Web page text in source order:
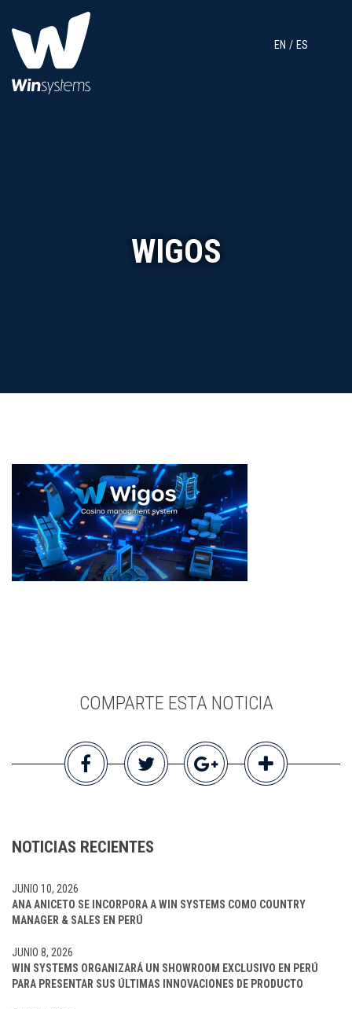
EN ES
WIGOS
COMPARTE ESTA NOTICIA
NOTICIAS RECIENTES
ANA ANICETO SE INCORPORA A WIN SYSTEMS COMO COUNTRY
MANAGER & SALES EN PERÚ
JUNIO 10, 2026
WIN SYSTEMS ORGANIZARÁ UN SHOWROOM EXCLUSIVO EN PERÚ
PARA PRESENTAR SUS ÚLTIMAS INNOVACIONES DE PRODUCTO
JUNIO 8, 2026